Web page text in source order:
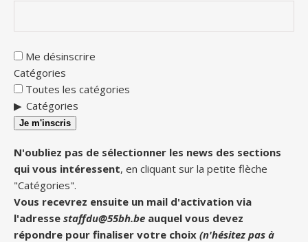
Me désinscrire
Catégories
Toutes les catégories
Catégories
Je m'inscris
N'oubliez pas de sélectionner les news des sections
qui vous intéressent, en cliquant sur la petite flèche
"Catégories".
Vous recevrez ensuite un mail d'activation via
l'adresse staffdu@55bh.be auquel vous devez
répondre pour finaliser votre choix (n'hésitez pas à